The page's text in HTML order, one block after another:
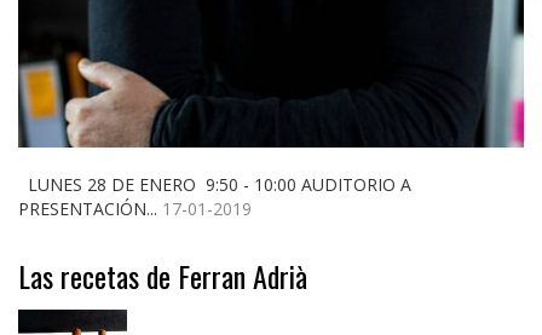
LUNES 28 DE ENERO 9:50 - 10:00 AUDITORIO A
PRESENTACIÓN... 17-01-2019
Las recetas de Ferran Adrià